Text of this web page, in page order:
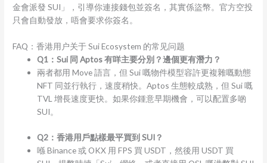
金會派發 SUI」，引導你連接錢包並簽名，其實係盜幣。官方空投
只會自動發放，唔會要求你簽名。
FAQ：香港用户关于 Sui Ecosystem 的常见问题
Q1：Sui 同 Aptos 有咩主要分別？邊個更有潛力？
兩者都用 Move 語言，但 Sui 嘅物件模型容許更複雜嘅動態
NFT 同並行執行，速度稍快。Aptos 生態較成熟，但 Sui 嘅
TVL 增長速度更快。如果你鍾意早期機會，可以配置多啲
SUI。
Q2：香港用戶點樣最平買到 SUI？
喺 Binance 或 OKX 用 FPS 買 USDT，然後用 USDT 買